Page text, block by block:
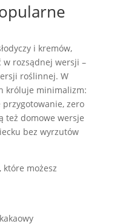
i kremów,
w rozsądnej wersji –
roślinnej. W
króluje minimalizm:
przygotowanie, zero
też domowe wersje
bez wyrzutów
możesz